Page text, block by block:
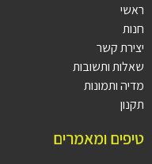
ראשי
חנות
יצירת קשר
שאלות ותשובות
מדיה ותמונות
תקנון
טיפים ומאמרים